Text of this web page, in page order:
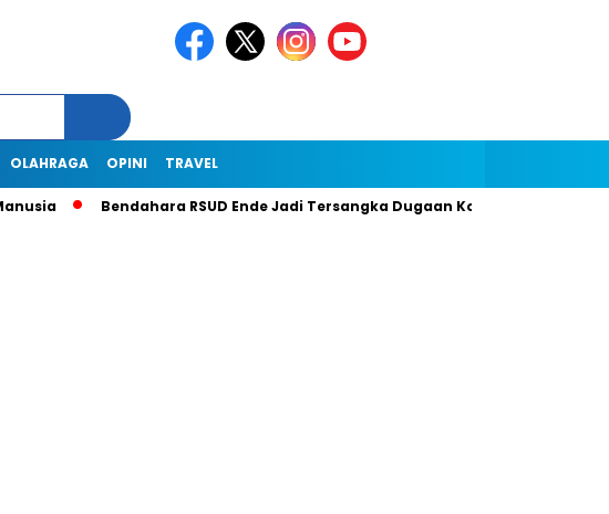
OLAHRAGA OPINI TRAVEL
Bendahara RSUD Ende Jadi Tersangka Dugaan Korupsi Rp1,9 Miliar, Ini